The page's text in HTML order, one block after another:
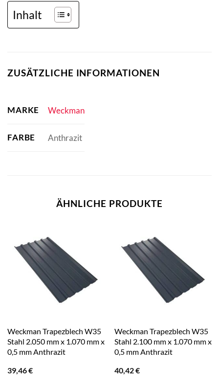
Inhalt
ZUSÄTZLICHE INFORMATIONEN
MARKE Weckman
FARBE Anthrazit
ÄHNLICHE PRODUKTE
Weckman Trapezblech W35
Stahl 2.050 mm x 1.070 mm x
0,5 mm Anthrazit
39,46€
Weckman Trapezblech W35
Stahl 2.100 mm x 1.070 mm x
0,5 mm Anthrazit
40,42€